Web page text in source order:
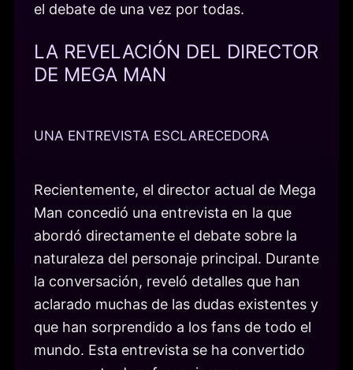
el debate de una vez por todas.
LA REVELACIÓN DEL DIRECTOR
DE MEGA MAN
UNA ENTREVISTA ESCLARECEDORA
Recientemente, el director actual de Mega
Man concedió una entrevista en la que
abordó directamente el debate sobre la
naturaleza del personaje principal. Durante
la conversación, reveló detalles que han
aclarado muchas de las dudas existentes y
que han sorprendido a los fans de todo el
mundo. Esta entrevista se ha convertido